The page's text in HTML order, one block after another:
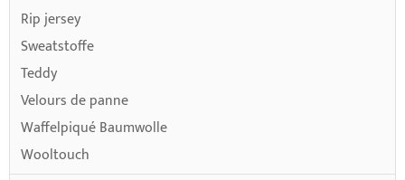
Rip jersey
Sweatstoffe
Teddy
Velours de panne
Waffelpiqué Baumwolle
Wooltouch